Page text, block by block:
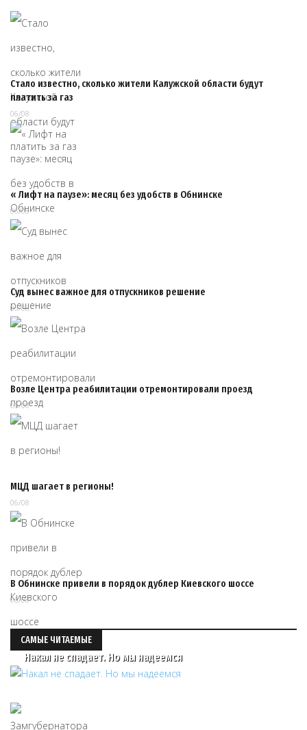
Стало известно, сколько жители Калужской области будут
платить за газ
06/08
« Лифт на паузе»: месяц без удобств в Обнинске
06/08
Суд вынес важное для отпускников решение
06/08
Возле Центра реабилитации отремонтировали проезд
06/08
МЦД шагает в регионы!
06/08
В Обнинске привели в порядок дублер Киевского шоссе
06/08
САМЫЕ ЧИТАЕМЫЕ
Накал не спадает. Но мы надеемся